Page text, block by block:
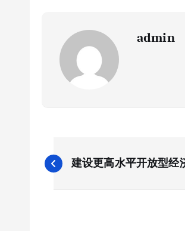
admin
文
建设更高水平开放型经